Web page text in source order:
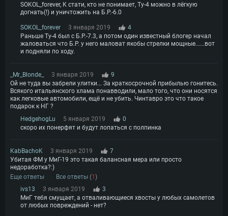
SOKOL_forever, К стати, кто не понимает, Ту-4 можно в лёгкую
догнать(!) и уничтожить на Б.Р.-6.0
SOKOL_forever 3 января 2019
4
Раньше Ту-4 был с Б.Р.-7.3, а потом один известный блогер начал
жаловаться что Б.Р. у него маловат якобы стрелки мощные......вот
и подняли по ходу.
_Mr_Blonde_ 3 января 2019
9
Ой не туда вы забрели улитки... За краткосрочной прибылью гонитесь.
Всякого итальянского хлама понавводили, мало того, что они носятся
как легковые автомобили, ещё и не убить. Чинтавро это что такое
подарок к НГ ?
HedgehogLu
5 января 2019
0
скоро их понерфят и будут лопаться с полпинка
KabBachoK 3 января 2019
7
Убитая ФМ у МиГ-19 это такая балансная мера или просто
недоработка?:)
Еще ответы
Все ответы (1)
ivs13
3 января 2019
3
МиГ тебя смущает, а отваливающиеся хвосты у любых самолетов
от любых повреждений - нет?